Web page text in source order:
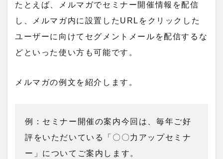
たとえば、メルマガでセミナー開催情報を配信
し、メルマガ内に設置したURLをクリックした
ユーザーに向けてセグメントメールを配信するな
どといった使い方も可能です。
メルマガの例文を紹介します。
例：セミナー開催の案内今回は、毎年ご好
評をいただいている「〇〇力アップセミナ
ー」についてご案内します。